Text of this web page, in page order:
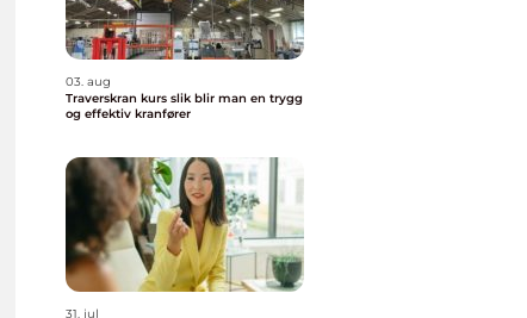
03. aug
Traverskran kurs slik blir man en trygg
og effektiv kranfører
31. jul